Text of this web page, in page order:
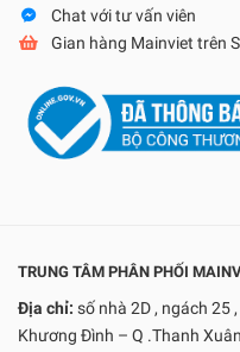
Chat với tư vấn viên
Gian hàng Mainviet trên
TRUNG TÂM PHÂN PHỐI
Địa chỉ: số nhà 2D , ngách 25
Khương Đình – Q .Thanh